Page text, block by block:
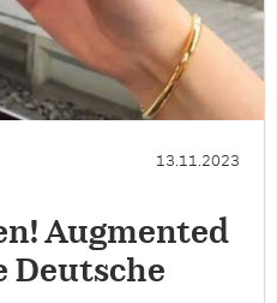
13.11.2023
Augmented
Deutsche